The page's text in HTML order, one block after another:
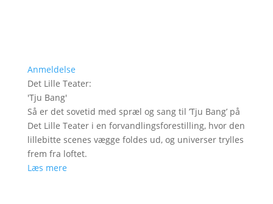
Anmeldelse
Det Lille Teater:
'Tju Bang'
Så er det sovetid med spræl og sang til ’Tju Bang’ på
Det Lille Teater i en forvandlingsforestilling, hvor den
lillebitte scenes vægge foldes ud, og universer trylles
frem fra loftet.
Læs mere